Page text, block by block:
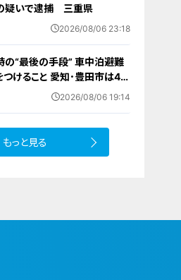
疑いで逮捕 三重県
2026/08/06 23:18
の“最後の手段” 車中泊避難
つけること 愛知･豊田市は4年
ニュアル作成 最悪の場合2026/08/06 19:14
もっと見る